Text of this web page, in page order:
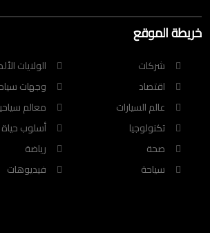
خريطة الموقع
الولايات
وجهات
معالم
أسلوب حياة
رياضة
فيديوهات
شركات
اقتصاد
عالم السيارات
تكنولوجيا
صحة
سياحة